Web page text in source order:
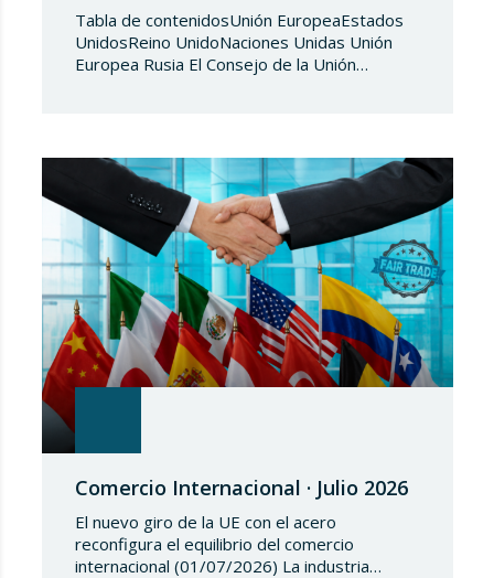
Tabla de contenidosUnión EuropeaEstados
UnidosReino UnidoNaciones Unidas Unión
Europea Rusia El Consejo de la Unión
(UE) 2018/1542 relativo a la adopción de
medidas restrictivas…
Comercio Internacional · Julio 2026
El nuevo giro de la UE con el acero
reconfigura el equilibrio del comercio
internacional (01/07/2026) La industria